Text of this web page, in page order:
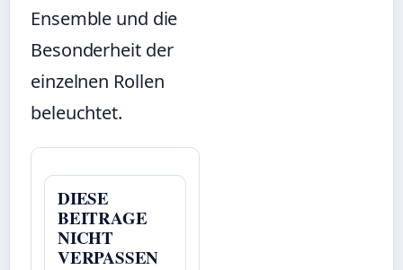
Ensemble und die
Besonderheit der
einzelnen Rollen
beleuchtet.
DIESE
BEITRAGE
NICHT
VERPASSEN